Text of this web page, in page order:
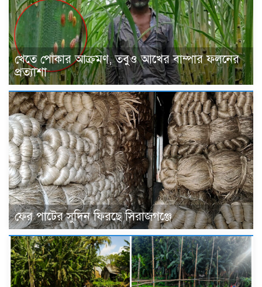
খেতে পোকার আক্রমণ, তবুও আখের বাম্পার ফলনের
প্রত্যাশা
ফের পাটের সুদিন ফিরছে সিরাজগঞ্জে